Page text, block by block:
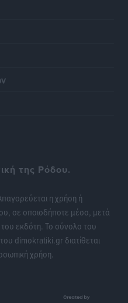
της Ρόδου.
η χρήση ή
σε οποιοδήποτε μέσο, μετά
εκδότη. Το σύνολο του
dimokratiki.gr διατίθεται
χρήση.